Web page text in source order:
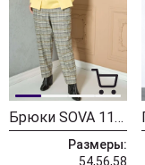
Брюки SOVA 11164 светло-серый
Размеры:
54,56,58